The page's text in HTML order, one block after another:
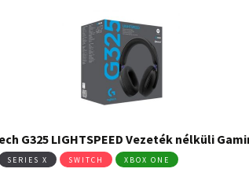
G325 LIGHTSPEED Vezeték nélküli
SERIES X SWITCH XBOX ONE